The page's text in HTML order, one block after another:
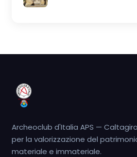
Archeoclub d'Italia APS —
per la valorizzazione del
materiale e immateriale.